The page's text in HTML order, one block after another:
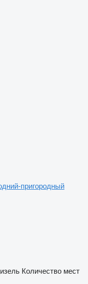
пригородный
Количество мест